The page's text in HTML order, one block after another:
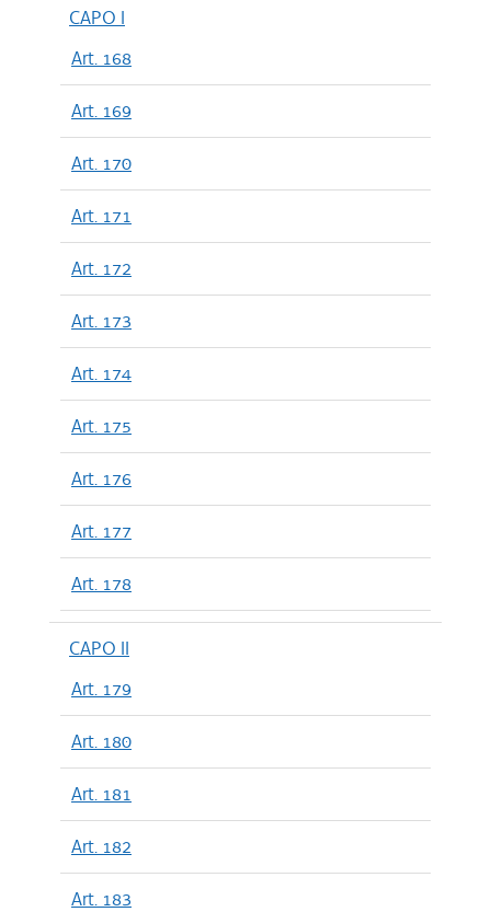
CAPO I
Art. 168
Art. 169
Art. 170
Art. 171
Art. 172
Art. 173
Art. 174
Art. 175
Art. 176
Art. 177
Art. 178
CAPO II
Art. 179
Art. 180
Art. 181
Art. 182
Art. 183